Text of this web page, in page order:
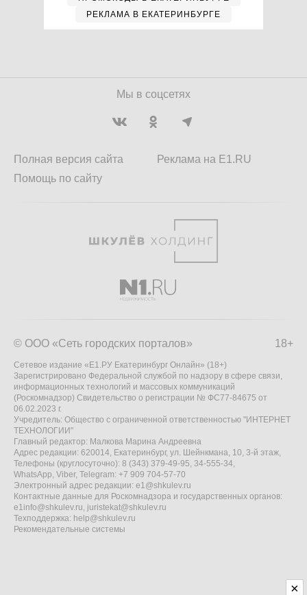
РЕКЛАМА В ЕКАТЕРИНБУРГЕ
Мы в соцсетях
Полная версия сайта
Помощь по сайту
Реклама на E1.RU
18+
© ООО «Сеть городских порталов»
Сетевое издание «Е1.РУ Екатеринбург Онлайн» (18+)
Зарегистрировано Федеральной службой по надзору в сфере связи,
информационных технологий и массовых коммуникаций
(Роскомнадзор) Свидетельство о регистрации № ФС77-84675 от
06.02.2023 г.
Учредитель: Общество с ограниченной ответственностью "ИНТЕРНЕТ
ТЕХНОЛОГИИ"
Главный редактор: Малкова Марина Андреевна
Адрес редакции: 620014, Екатеринбург, ул. Шейнкмана, 10, 3-й этаж,
Телефоны (круглосуточно): 8 (343) 379-49-95, 34-555-34,
WhatsApp, Viber, Telegram: +7 909 704-57-70
Электронный адрес редакции: e1@shkulev.ru
Контактные данные для Роскомнадзора и государственных органов:
e1info@shkulev.ru, juristekat@shkulev.ru
Техподдержка: help@shkulev.ru
Рекомендательные системы